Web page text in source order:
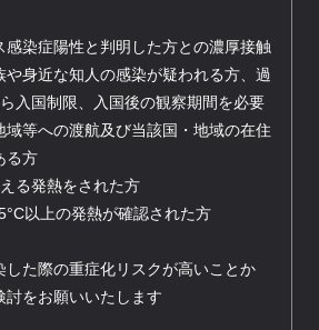
感染症陽性と判明した方との濃厚接触
や身近な知人の感染が疑われる方、過
入国制限、入国後の観察期間を必要
域等への渡航及び当該国・地域の在住
る方
る発熱をされた方
以上の発熱が確認された方
した際の重症化リスクが高いことか
討をお願いいたします